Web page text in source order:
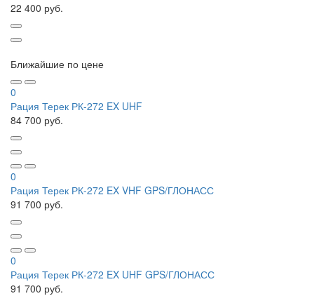
22 400 руб.
Ближайшие по цене
0
Рация Терек РК-272 EX UHF
84 700 руб.
0
Рация Терек РК-272 EX VHF GPS/ГЛОНАСС
91 700 руб.
0
Рация Терек РК-272 EX UHF GPS/ГЛОНАСС
91 700 руб.